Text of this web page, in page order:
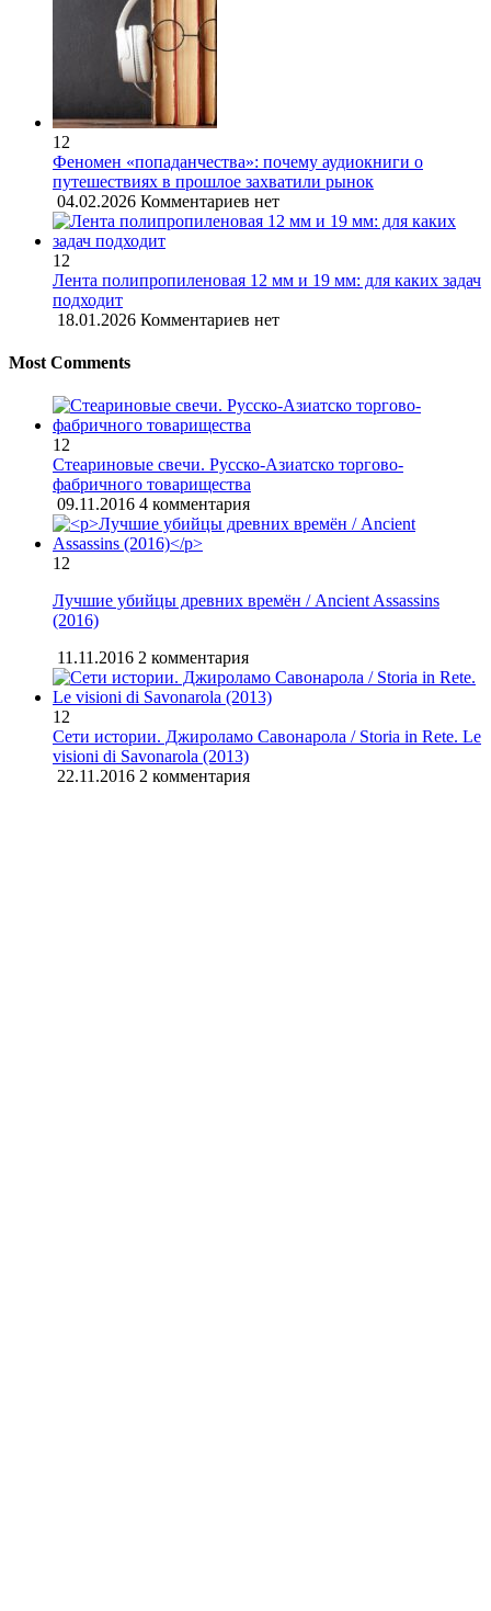
12
Феномен «попаданчества»: почему аудиокниги о
путешествиях в прошлое захватили рынок
04.02.2026 Комментариев нет
12
Лента полипропиленовая 12 мм и 19 мм: для каких задач
подходит
18.01.2026 Комментариев нет
Most Comments
12
Стеариновые свечи. Русско-Азиатско торгово-
фабричного товарищества
09.11.2016 4 комментария
12
Лучшие убийцы древних времён / Ancient Assassins
(2016)
11.11.2016 2 комментария
12
Сети истории. Джироламо Савонарола / Storia in Rete. Le
visioni di Savonarola (2013)
22.11.2016 2 комментария